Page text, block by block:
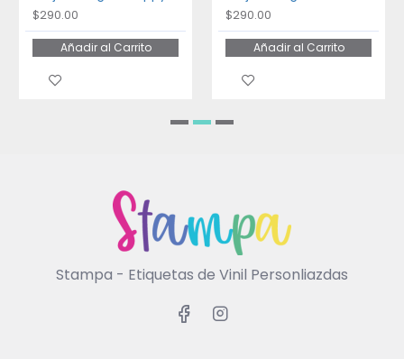
$290.00
Añadir al Carrito
$290.00
Añadir al Carrito
Stampa - Etiquetas de Vinil Personliazdas